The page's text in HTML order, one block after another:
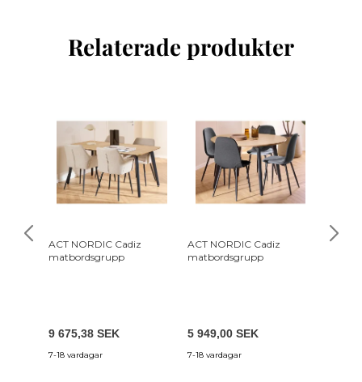
Relaterade produkter
ACT NORDIC Cadiz
matbordsgrupp
9 675,38 SEK
7-18 vardagar
ACT NORDIC Cadiz
matbordsgrupp
5 949,00 SEK
7-18 vardagar
ACT